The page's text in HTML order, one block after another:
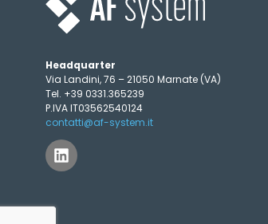
Headquarter
Via Landini, 76 – 21050 Marnate (VA)
Tel. +39 0331.365239
P.IVA IT03562540124
contatti@af-system.it
L
i
n